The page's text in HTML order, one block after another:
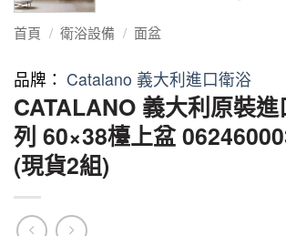
首頁 / 衛浴設備 / 面盆
品牌： Catalano 義大利進口衛浴
CATALANO 義大利原裝
列 60×38檯上盆
(現貨2組)